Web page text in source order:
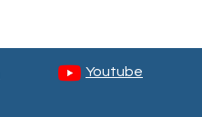
Youtube